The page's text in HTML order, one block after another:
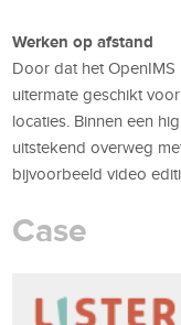
Werken op afstand
Door dat het OpenIMS
uitermate geschikt
locaties. Binnen een
uitstekend overweg
bijvoorbeeld video
Case